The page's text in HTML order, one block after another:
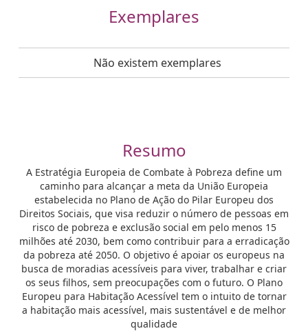
Exemplares
Não existem exemplares
Resumo
A Estratégia Europeia de Combate à Pobreza define um
caminho para alcançar a meta da União Europeia
estabelecida no Plano de Ação do Pilar Europeu dos
Direitos Sociais, que visa reduzir o número de pessoas em
risco de pobreza e exclusão social em pelo menos 15
milhões até 2030, bem como contribuir para a erradicação
da pobreza até 2050. O objetivo é apoiar os europeus na
busca de moradias acessíveis para viver, trabalhar e criar
os seus filhos, sem preocupações com o futuro. O Plano
Europeu para Habitação Acessível tem o intuito de tornar
a habitação mais acessível, mais sustentável e de melhor
qualidade